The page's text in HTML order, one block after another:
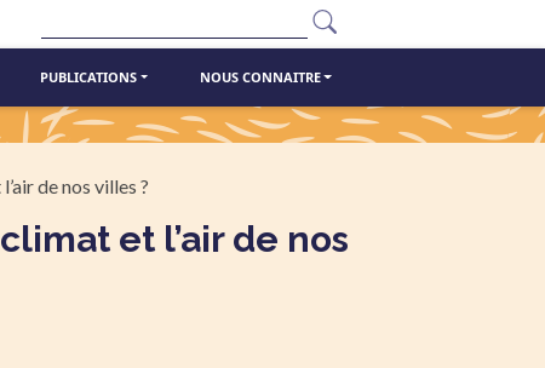
PUBLICATIONS NOUS CONNAITRE
de nos villes ?